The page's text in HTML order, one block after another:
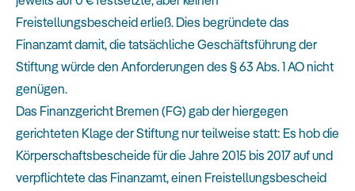
Freistellungsbescheid erließ. Dies begründete das
Finanzamt damit, die tatsächliche Geschäftsführung der
Stiftung würde den Anforderungen des § 63 Abs. 1 AO nicht
genügen.
Das Finanzgericht Bremen (FG) gab der hiergegen
gerichteten Klage der Stiftung nur teilweise statt: Es hob die
Körperschaftsbescheide für die Jahre 2015 bis 2017 auf und
verpflichtete das Finanzamt, einen Freistellungsbescheid